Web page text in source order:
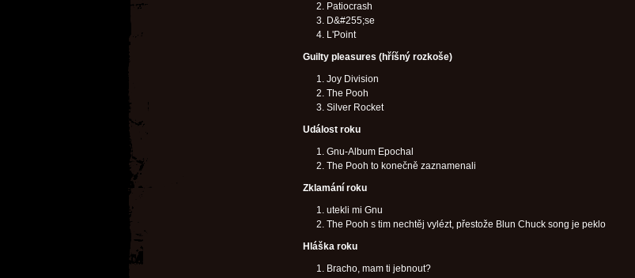
Patiocrash
D&#255;se
L'Point
Guilty pleasures (hříšný rozkoše)
Joy Division
The Pooh
Silver Rocket
Událost roku
Gnu-Album Epochal
The Pooh to konečně zaznamenali
Zklamání roku
utekli mi Gnu
The Pooh s tim nechtěj vylézt, přestože Blun Chuck song je peklo
Hláška roku
Bracho, mam ti jebnout?